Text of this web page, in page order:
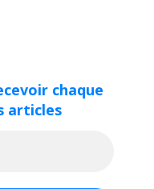
chaque
articles